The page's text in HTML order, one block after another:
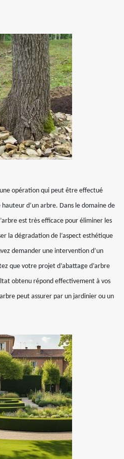
opération qui peut être effectué
d’un arbre. Dans le domaine de
est très efficace pour éliminer les
la dégradation de l’aspect esthétique
demander une intervention d’un
que votre projet d’abattage d’arbre
obtenu répond effectivement à vos
peut assurer par un jardinier ou un